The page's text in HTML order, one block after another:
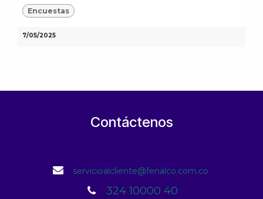
Encuestas
7/05/2025
Contáctenos
servicioalcliente@fenalco.com.co
324 10000 40